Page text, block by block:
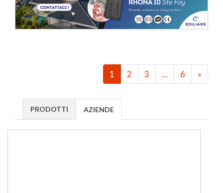
1 2 3 … 6 »
PRODOTTI AZIENDE